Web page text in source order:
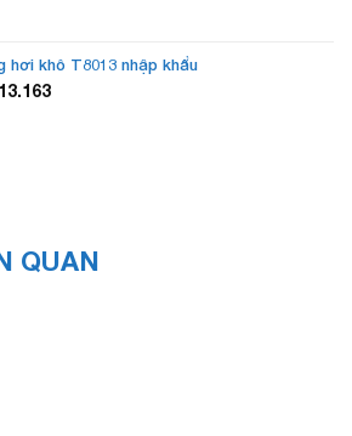
hơi khô T8013 nhập khẩu
QUAN